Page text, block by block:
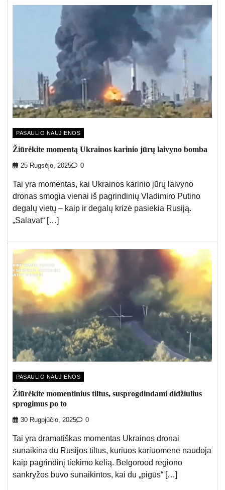
PASAULIO NAUJIENOS
Žiūrėkite momentą Ukrainos karinio jūrų laivyno bomba
25 Rugsėjo, 2025 0
Tai yra momentas, kai Ukrainos karinio jūrų laivyno
dronas smogia vienai iš pagrindinių Vladimiro Putino
degalų vietų – kaip ir degalų krizė pasiekia Rusiją.
„Salavat“ […]
PASAULIO NAUJIENOS
Žiūrėkite momentinius tiltus, susprogdindami didžiulius
sprogimus po to
30 Rugpjūčio, 2025 0
Tai yra dramatiškas momentas Ukrainos dronai
sunaikina du Rusijos tiltus, kuriuos kariuomenė naudoja
kaip pagrindinį tiekimo kelią. Belgorood regiono
sankryžos buvo sunaikintos, kai du „pigūs“ […]